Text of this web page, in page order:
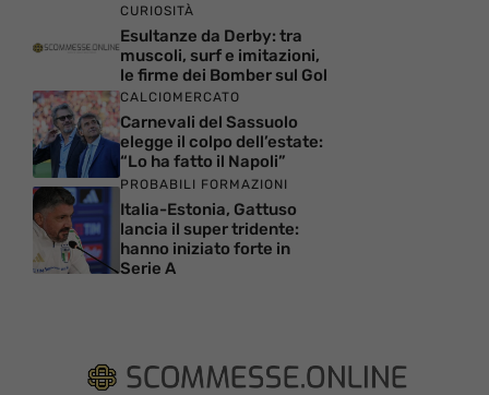
CURIOSITÀ
Esultanze da Derby: tra
muscoli, surf e imitazioni,
le firme dei Bomber sul Gol
CALCIOMERCATO
Carnevali del Sassuolo
elegge il colpo dell’estate:
“Lo ha fatto il Napoli”
PROBABILI FORMAZIONI
Italia-Estonia, Gattuso
lancia il super tridente:
hanno iniziato forte in
Serie A